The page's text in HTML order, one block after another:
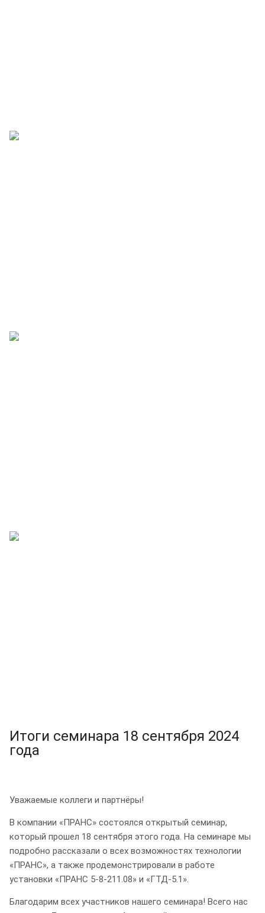
Итоги семинара 18 сентября 2024
года
Уважаемые коллеги и партнёры!
В компании «ПРАНС» состоялся открытый семинар,
который прошел 18 сентября этого года. На семинаре мы
подробно рассказали о всех возможностях технологии
«ПРАНС», а также продемонстрировали в работе
установки «ПРАНС 5-8-211.08» и «ГТД-5.1».
Благодарим всех участников нашего семинара! Всего нас